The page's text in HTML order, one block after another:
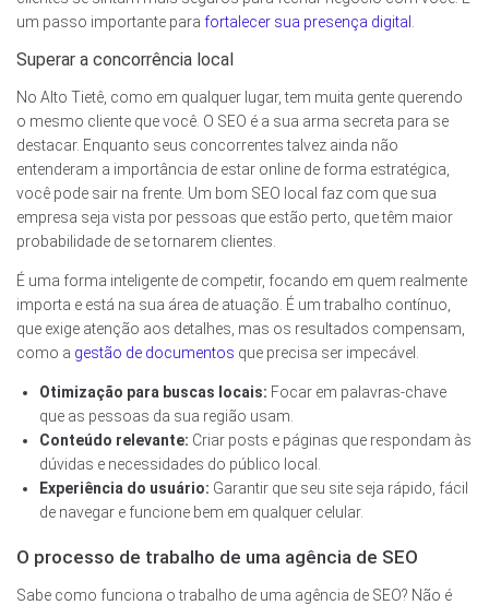
um passo importante para fortalecer sua presença digital
Superar a concorrência local
No Alto Tietê, como em qualquer lugar, tem muita gente querendo
o mesmo cliente que você. O SEO é a sua arma secreta para se
destacar. Enquanto seus concorrentes talvez ainda não
entenderam a importância de estar online de forma estratégica,
você pode sair na frente. Um bom SEO local faz com que sua
empresa seja vista por pessoas que estão perto, que têm maior
probabilidade de se tornarem clientes.
É uma forma inteligente de competir, focando em quem realmente
importa e está na sua área de atuação. É um trabalho contínuo,
que exige atenção aos detalhes, mas os resultados compensam,
como a gestão de documentos que precisa ser impecável.
Otimização para buscas locais: Focar em palavras-chave
que as pessoas da sua região usam.
Conteúdo relevante: Criar posts e páginas que respondam às
dúvidas e necessidades do público local.
Experiência do usuário: Garantir que seu site seja rápido, fácil
de navegar e funcione bem em qualquer celular.
O processo de trabalho de uma agência de SEO
Sabe como funciona o trabalho de uma agência de SEO? Não é